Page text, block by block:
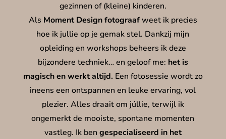
gezinnen of (kleine) kinderen.
Als Moment Design fotograafweet ik precies
hoe ik jullie op je gemak stel. Dankzij mijn
opleiding en workshops beheers ik deze
bijzondere techniek… en geloof me: het is
magisch en werkt altijd. Een fotosessie wordt zo
ineens een ontspannen en leuke ervaring, vol
plezier. Alles draait om júllie, terwijl ik
ongemerkt de mooiste, spontane momenten
vastleg. Ik ben gespecialiseerd in het